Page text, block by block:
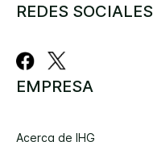
REDES SOCIALES
EMPRESA
Acerca de IHG